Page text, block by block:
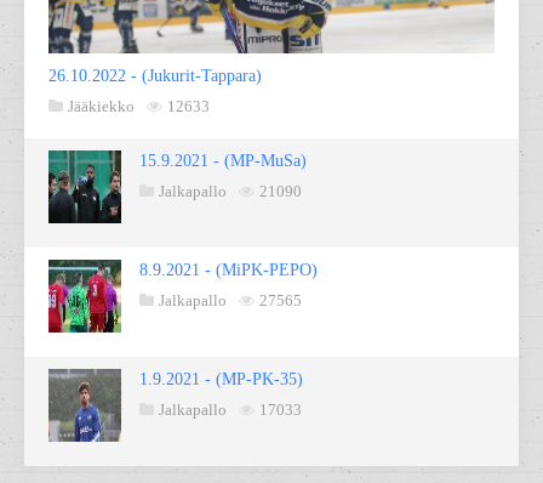
26.10.2022 - (Jukurit-Tappara)
Jääkiekko
12633
15.9.2021 - (MP-MuSa)
Jalkapallo
21090
8.9.2021 - (MiPK-PEPO)
Jalkapallo
27565
1.9.2021 - (MP-PK-35)
Jalkapallo
17033